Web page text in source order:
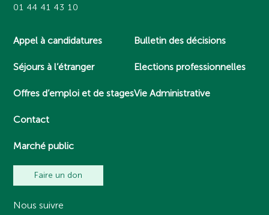
01 44 41 43 10
Appel à candidatures
Séjours à l’étranger
Offres d’emploi et de stages
Contact
Marché public
Bulletin des décisions
Elections professionnelles
Vie Administrative
Faire un don
Nous suivre